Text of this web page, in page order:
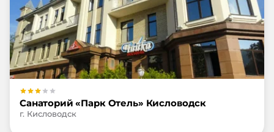
Санаторий «Парк Отель» Кисловодск
г. Кисловодск